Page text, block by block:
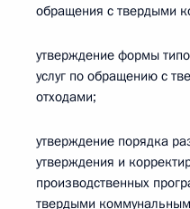
обращения с твердыми
утверждение формы
услуг по обращению с
отходами;
утверждение порядка
утверждения и
производственных
твердыми